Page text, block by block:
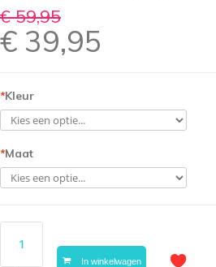
€ 59,95
€ 39,95
*Kleur
*Maat
In winkelwagen